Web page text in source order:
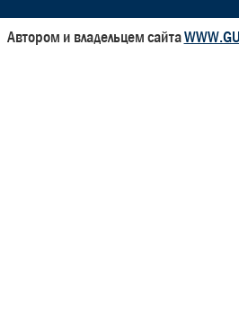
Автором и владельцем сайта